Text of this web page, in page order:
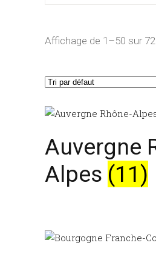
Affichage de 1–50 sur
Auvergne
Alpes (11)